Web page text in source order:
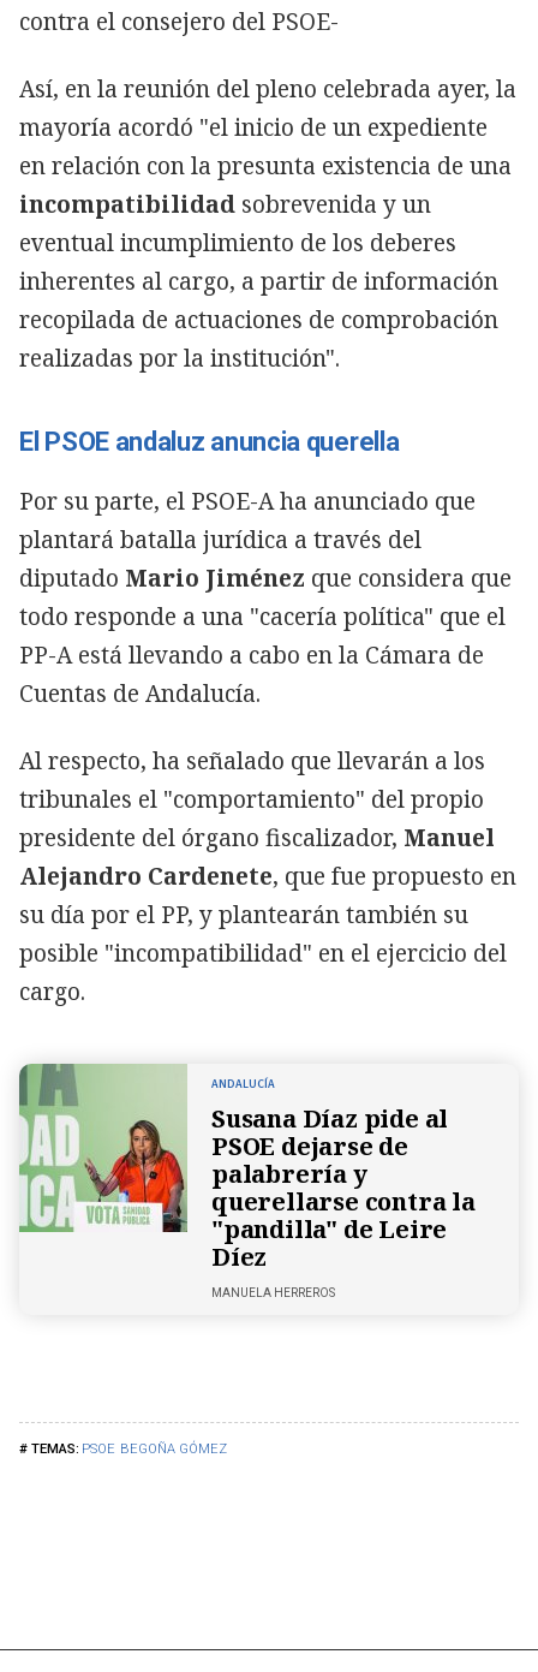
PSOE BEGOÑA GÓMEZ
contra el consejero del PSOE-
Así, en la reunión del pleno celebrada ayer, la
mayoría acordó "el inicio de un expediente
en relación con la presunta existencia de una
incompatibilidad sobrevenida y un
eventual incumplimiento de los deberes
inherentes al cargo, a partir de información
recopilada de actuaciones de comprobación
realizadas por la institución".
El PSOE andaluz anuncia querella
Por su parte, el PSOE-A ha anunciado que
plantará batalla jurídica a través del
diputado Mario Jiménez que considera que
todo responde a una "cacería política" que el
PP-A está llevando a cabo en la Cámara de
Cuentas de Andalucía.
Al respecto, ha señalado que llevarán a los
tribunales el "comportamiento" del propio
presidente del órgano fiscalizador, Manuel
Alejandro Cardenete, que fue propuesto en
su día por el PP, y plantearán también su
posible "incompatibilidad" en el ejercicio del
cargo.
ANDALUCÍA
Susana Díaz pide al
PSOE dejarse de
palabrería y
querellarse contra la
"pandilla" de Leire
Díez
MANUELA HERREROS